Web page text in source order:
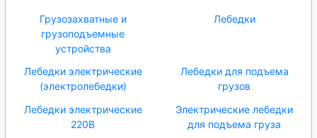
Грузозахватные и
грузоподъемные
устройства
Лебедки
Лебедки электрические
(электролебедки)
Лебедки для подъема
грузов
Лебедки электрические
220В
Электрические лебедки
для подъема груза